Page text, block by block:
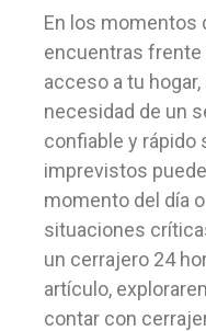
En los momentos
encuentras frente
acceso a tu
necesidad de un
confiable y rápido
imprevistos
momento del día
situaciones
un cerrajero 24
artículo,
contar con